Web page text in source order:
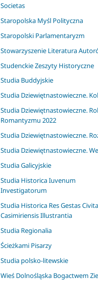
Societas
Staropolska Myśl Polityczna
Staropolski Parlamentaryzm
Stowarzyszenie Literatura
Studenckie Zeszyty Historyczne
Studia Buddyjskie
Studia Dziewiętnastowieczne.
Studia Dziewiętnastowieczne.
Romantyzmu 2022
Studia Dziewiętnastowieczne.
Studia Dziewiętnastowieczne.
Studia Galicyjskie
Studia Historica Iuvenum
Investigatorum
Studia Historica Res Gestas
Casimiriensis Illustrantia
Studia Regionalia
Ścieżkami Pisarzy
Studia polsko-litewskie
Wieś Dolnośląska Bogactwem